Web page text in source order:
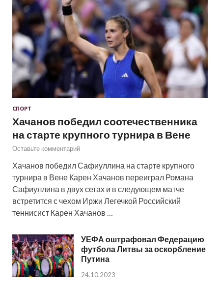
СПОРТ
Хачанов победил соотечественника
на старте крупного турнира в Вене
Оставьте комментарий
Хачанов победил Сафиуллина на старте крупного
турнира в Вене Карен Хачанов переиграл Романа
Сафиуллина в двух сетах и в следующем матче
встретится с чехом Иржи Легечкой Российский
теннисист Карен Хачанов …
УЕФА оштрафовал Федерацию
футбола Литвы за оскорбление
Путина
24.10.2023